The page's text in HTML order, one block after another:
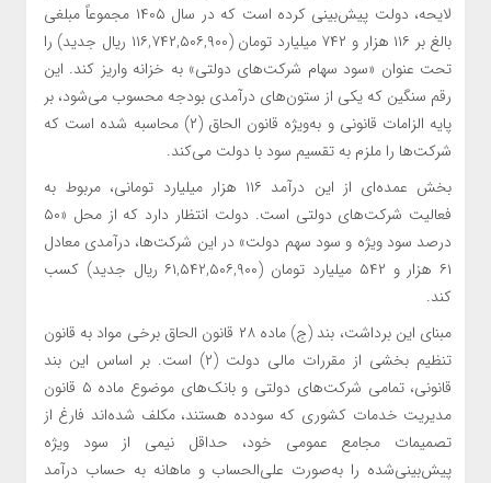
لایحه، دولت پیش‌بینی کرده است که در سال ۱۴۰۵ مجموعاً مبلغی
بالغ بر ۱۱۶ هزار و ۷۴۲ میلیارد تومان (۱۱۶,۷۴۲,۵۰۶,۹۰۰ ریال جدید) را
تحت عنوان «سود سهام شرکت‌های دولتی» به خزانه واریز کند. این
رقم سنگین که یکی از ستون‌های درآمدی بودجه محسوب می‌شود، بر
پایه الزامات قانونی و به‌ویژه قانون الحاق (۲) محاسبه شده است که
شرکت‌ها را ملزم به تقسیم سود با دولت می‌کند.
بخش عمده‌ای از این درآمد ۱۱۶ هزار میلیارد تومانی، مربوط به
فعالیت شرکت‌های دولتی است. دولت انتظار دارد که از محل «۵۰
درصد سود ویژه و سود سهم دولت» در این شرکت‌ها، درآمدی معادل
۶۱ هزار و ۵۴۲ میلیارد تومان (۶۱,۵۴۲,۵۰۶,۹۰۰ ریال جدید) کسب
کند.
مبنای این برداشت، بند (ج) ماده ۲۸ قانون الحاق برخی مواد به قانون
تنظیم بخشی از مقررات مالی دولت (۲) است. بر اساس این بند
قانونی، تمامی شرکت‌های دولتی و بانک‌های موضوع ماده ۵ قانون
مدیریت خدمات کشوری که سودده هستند، مکلف شده‌اند فارغ از
تصمیمات مجامع عمومی خود، حداقل نیمی از سود ویژه
پیش‌بینی‌شده را به‌صورت علی‌الحساب و ماهانه به حساب درآمد